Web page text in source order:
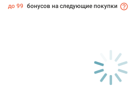
до 99 бонусов на следующие покупки